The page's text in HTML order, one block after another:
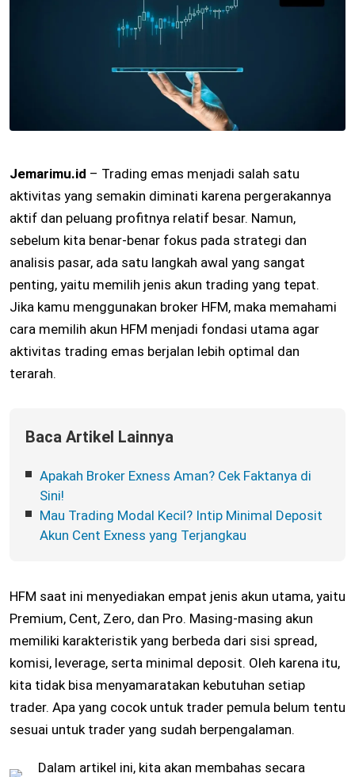
Jemarimu.id – Trading emas menjadi salah satu
aktivitas yang semakin diminati karena pergerakannya
aktif dan peluang profitnya relatif besar. Namun,
sebelum kita benar-benar fokus pada strategi dan
analisis pasar, ada satu langkah awal yang sangat
penting, yaitu memilih jenis akun trading yang tepat.
Jika kamu menggunakan broker HFM, maka memahami
cara memilih akun HFM menjadi fondasi utama agar
aktivitas trading emas berjalan lebih optimal dan
terarah.
Baca Artikel Lainnya
Apakah Broker Exness Aman? Cek Faktanya di
Sini!
Mau Trading Modal Kecil? Intip Minimal Deposit
Akun Cent Exness yang Terjangkau
HFM saat ini menyediakan empat jenis akun utama, yaitu
Premium, Cent, Zero, dan Pro. Masing-masing akun
memiliki karakteristik yang berbeda dari sisi spread,
komisi, leverage, serta minimal deposit. Oleh karena itu,
kita tidak bisa menyamaratakan kebutuhan setiap
trader. Apa yang cocok untuk trader pemula belum tentu
sesuai untuk trader yang sudah berpengalaman.
Dalam artikel ini, kita akan membahas secara